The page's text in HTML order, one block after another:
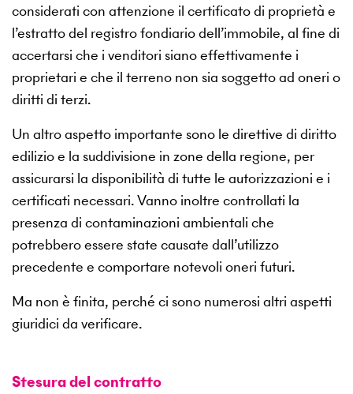
considerati con attenzione il certificato di proprietà e
l’estratto del registro fondiario dell’immobile, al fine di
accertarsi che i venditori siano effettivamente i
proprietari e che il terreno non sia soggetto ad oneri o
diritti di terzi.
Un altro aspetto importante sono le direttive di diritto
edilizio e la suddivisione in zone della regione, per
assicurarsi la disponibilità di tutte le autorizzazioni e i
certificati necessari. Vanno inoltre controllati la
presenza di contaminazioni ambientali che
potrebbero essere state causate dall’utilizzo
precedente e comportare notevoli oneri futuri.
Ma non è finita, perché ci sono numerosi altri aspetti
giuridici da verificare.
Stesura del contratto